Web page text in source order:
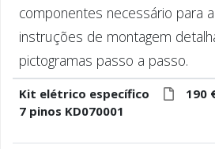
componentes necessário para
instruções de montagem
pictogramas passo a passo.
Kit elétrico específico
7 pinos KD070001
190